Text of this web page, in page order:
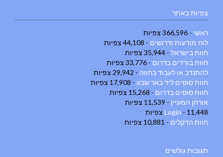
צפיות באתר
ראשי - 366,596 צפיות
לוח מודעות ודרושים - 44,108 צפיות
חוות בישראל - 35,944 צפיות
חוות בודדים בדרום - 33,776 צפיות
להתנדב או לעבוד בחווה - 29,942 צפיות
חוות סוסים ליד באר שבע - 17,908 צפיות
חוות סוסים בדרום - 15,268 צפיות
אורחן המעיין - 11,539 צפיות
Login - 11,448 צפיות
חוות הדקלים - 10,881 צפיות
תגובות גולשים